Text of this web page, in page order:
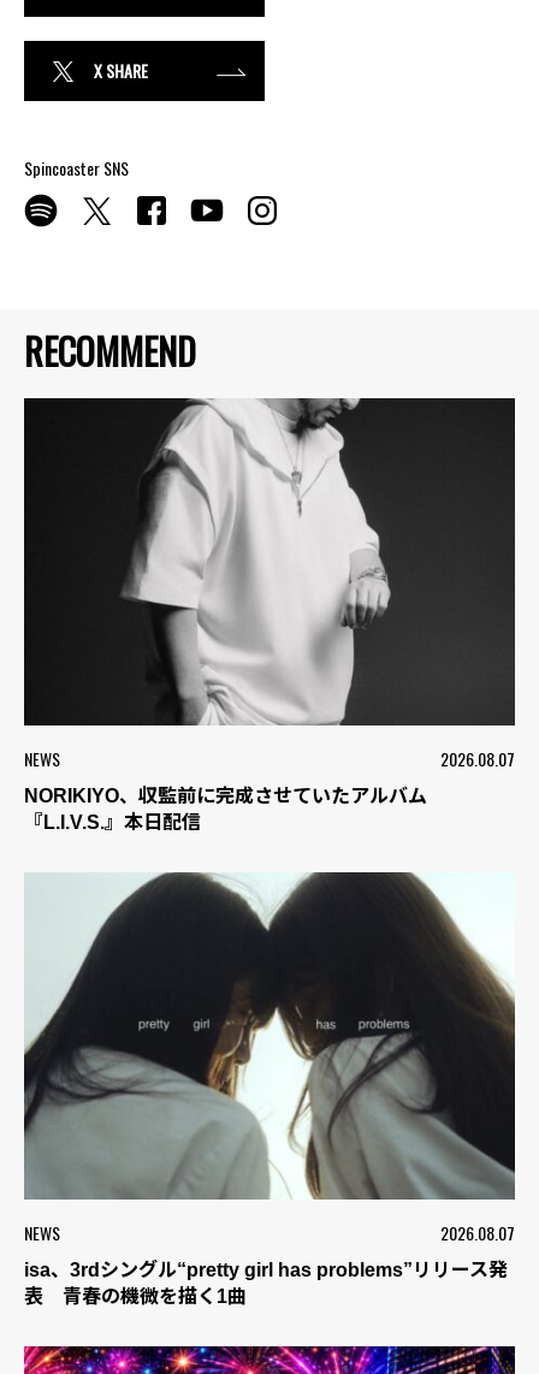
RECOMMEND
NEWS 2026.08.07
NORIKIYO、収監前に完成させていたアルバム
『L.I.V.S.』本日配信
NEWS 2026.08.07
isa、3rdシングル“pretty girl has problems”リリース発
表 青春の機微を描く1曲
X SHARE
Spincoaster SNS